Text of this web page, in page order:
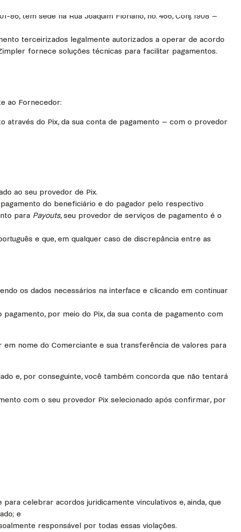
tem sede na Rua Joaquim Floriano, no. 466, Conj. 1908 –
terceirizados legalmente autorizados a operar de acordo
fornece soluções técnicas para facilitar pagamentos.
ao Fornecedor:
através do Pix, da sua conta de pagamento – com o provedor
ao seu provedor de Pix.
do beneficiário e do pagador pelo respectivo
para Payouts, seu provedor de serviços de pagamento é o
e que, em qualquer caso de discrepância entre as
os dados necessários na interface e clicando em continuar
por meio do Pix, da sua conta de pagamento com
nome do Comerciante e sua transferência de valores para
e, por conseguinte, você também concorda que não tentará
com o seu provedor Pix selecionado após confirmar, por
celebrar acordos juridicamente vinculativos e, ainda, que
e
responsável por todas essas violações.